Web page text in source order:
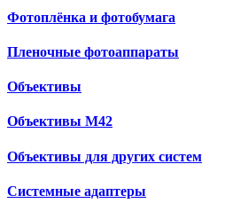
Фотоплёнка и фотобумага
Пленочные фотоаппараты
Объективы
Объективы М42
Объективы для других систем
Cистемные адаптеры